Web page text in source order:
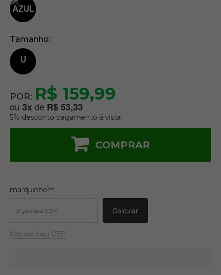
Tamanho
U
POR: R$ 159,99
ou 3xde R$ 53,33
5% desconto pagamento á vista
COMPRAR
marquinhom
Não sei meu CEP